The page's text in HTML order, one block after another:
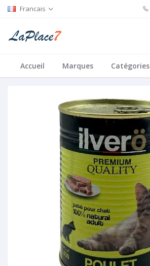
Francais
Accueil Marques Catégories